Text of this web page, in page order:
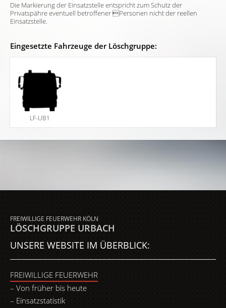
Die Markierung der Einsatzstelle entspricht zum Schutz der
Privatspähre eventuell betroffener Personen nicht der reellen
Einsatzstelle.
Eingesetzte Fahrzeuge der Löschgruppe:
LF-UB1
FREIWILLIGE FEUERWEHR KÖLN
LÖSCHGRUPPE URBACH
UNSERE WEBSITE IM ÜBERBLICK:
FREIWILLIGE FEUERWEHR
Von früher bis heute
Einsatzstatistik